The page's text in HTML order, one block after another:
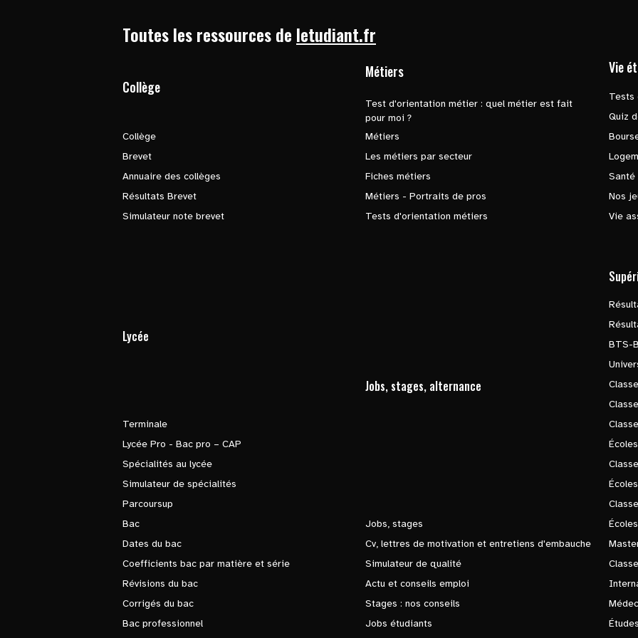
Toutes les ressources de letudiant.fr
Collège
Collège
Brevet
Annuaire des collèges
Résultats Brevet
Simulateur note brevet
Métiers
Test d'orientation métier : quel métier est fait
pour moi ?
Métiers
Les métiers par secteur
Fiches métiers
Métiers - Portraits de pros
Tests d'orientation métiers
Vie
Tests
Quiz
Santé
Nos
Vie
Lycée
Terminale
Lycée Pro - Bac pro – CAP
Spécialités au lycée
Simulateur de spécialités
Parcoursup
Bac
Dates du bac
Coefficients bac par matière et série
Révisions du bac
Corrigés du bac
Bac professionnel
Jobs, stages, alternance
Jobs, stages
Cv, lettres de motivation et entretiens d'embauche
Simulateur de qualité
Actu et conseils emploi
Stages : nos conseils
Jobs étudiants
BTS-